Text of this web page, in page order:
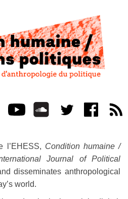
l’EHESS, Condition humaine /
Journal of Political
disseminates anthropological
world.